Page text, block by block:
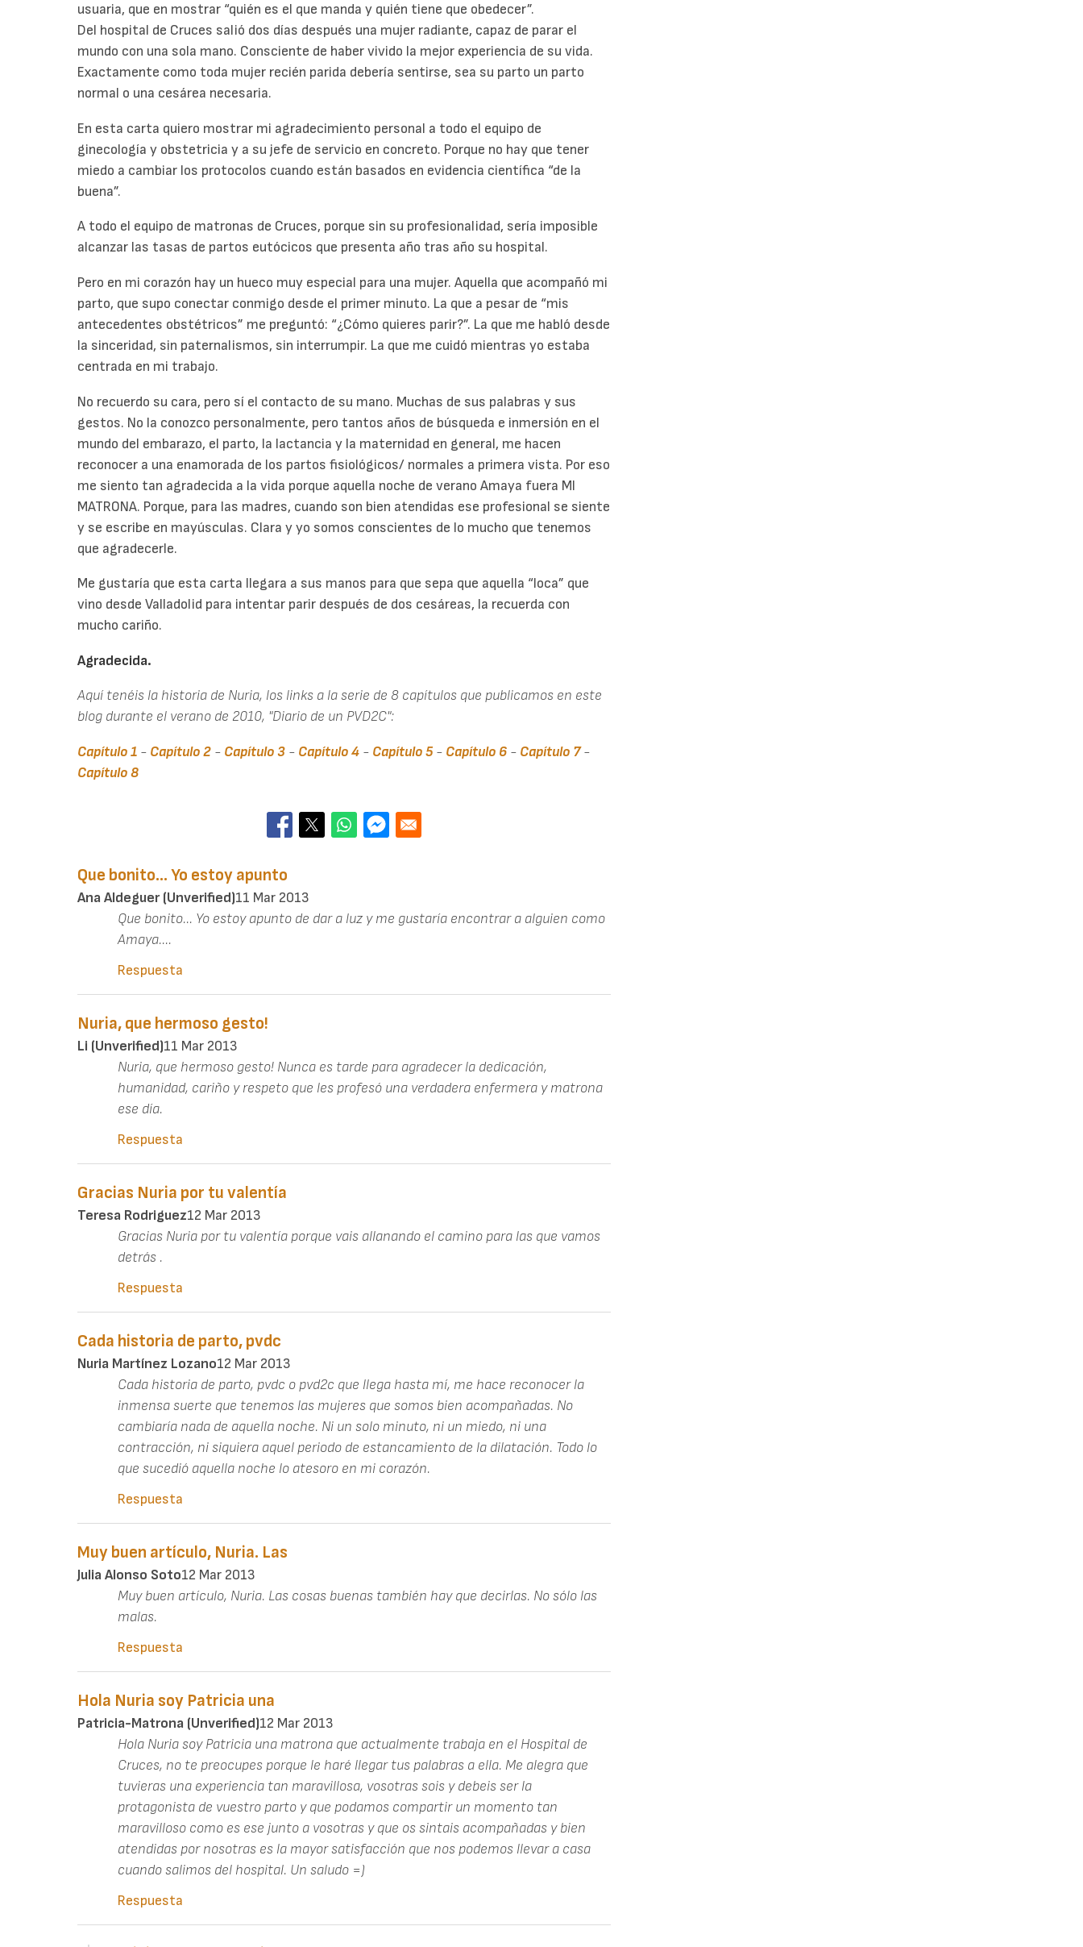
usuaria, que en mostrar “quién es el que manda y quién tiene que obedecer”.
Del hospital de Cruces salió dos días después una mujer radiante, capaz de parar el
mundo con una sola mano. Consciente de haber vivido la mejor experiencia de su vida.
Exactamente como toda mujer recién parida debería sentirse, sea su parto un parto
normal o una cesárea necesaria.
En esta carta quiero mostrar mi agradecimiento personal a todo el equipo de
ginecología y obstetricia y a su jefe de servicio en concreto. Porque no hay que tener
miedo a cambiar los protocolos cuando están basados en evidencia científica “de la
buena”.
A todo el equipo de matronas de Cruces, porque sin su profesionalidad, sería imposible
alcanzar las tasas de partos eutócicos que presenta año tras año su hospital.
Pero en mi corazón hay un hueco muy especial para una mujer. Aquella que acompañó mi
parto, que supo conectar conmigo desde el primer minuto. La que a pesar de “mis
antecedentes obstétricos” me preguntó: “¿Cómo quieres parir?”. La que me habló desde
la sinceridad, sin paternalismos, sin interrumpir. La que me cuidó mientras yo estaba
centrada en mi trabajo.
No recuerdo su cara, pero sí el contacto de su mano. Muchas de sus palabras y sus
gestos. No la conozco personalmente, pero tantos años de búsqueda e inmersión en el
mundo del embarazo, el parto, la lactancia y la maternidad en general, me hacen
reconocer a una enamorada de los partos fisiológicos/ normales a primera vista. Por eso
me siento tan agradecida a la vida porque aquella noche de verano Amaya fuera MI
MATRONA. Porque, para las madres, cuando son bien atendidas ese profesional se siente
y se escribe en mayúsculas. Clara y yo somos conscientes de lo mucho que tenemos
que agradecerle.
Me gustaría que esta carta llegara a sus manos para que sepa que aquella “loca” que
vino desde Valladolid para intentar parir después de dos cesáreas, la recuerda con
mucho cariño.
Agradecida.
Aquí tenéis la historia de Nuria, los links a la serie de 8 capítulos que publicamos en este
blog durante el verano de 2010, "Diario de un PVD2C":
Capítulo 1 - Capítulo 2 - Capítulo 3 - Capítulo 4 - Capítulo 5 - Capítulo 6 - Capítulo 7-
Capítulo 8
Que bonito... Yo estoy apunto
Ana Aldeguer (unverified)11 Mar 2013
Que bonito... Yo estoy apunto de dar a luz y me gustaría encontrar a alguien como
Amaya....
Respuesta
Nuria, que hermoso gesto!
Li (unverified)11 Mar 2013
Nuria, que hermoso gesto! Nunca es tarde para agradecer la dedicación,
humanidad, cariño y respeto que les profesó una verdadera enfermera y matrona
ese día.
Respuesta
Gracias Nuria por tu valentía
Teresa Rodriguez12 Mar 2013
Gracias Nuria por tu valentía porque vais allanando el camino para las que vamos
detrás .
Respuesta
Cada historia de parto, pvdc
Nuria Martínez Lozano12 Mar 2013
Cada historia de parto, pvdc o pvd2c que llega hasta mí, me hace reconocer la
inmensa suerte que tenemos las mujeres que somos bien acompañadas. No
cambiaría nada de aquella noche. Ni un solo minuto, ni un miedo, ni una
contracción, ni siquiera aquel periodo de estancamiento de la dilatación. Todo lo
que sucedió aquella noche lo atesoro en mi corazón.
Respuesta
Muy buen artículo, Nuria. Las
Julia Alonso Soto12 Mar 2013
Muy buen artículo, Nuria. Las cosas buenas también hay que decirlas. No sólo las
malas.
Respuesta
Hola Nuria soy Patricia una
Patricia-Matrona (unverified)12 Mar 2013
Hola Nuria soy Patricia una matrona que actualmente trabaja en el Hospital de
Cruces, no te preocupes porque le haré llegar tus palabras a ella. Me alegra que
tuvieras una experiencia tan maravillosa, vosotras sois y debeis ser la
protagonista de vuestro parto y que podamos compartir un momento tan
maravilloso como es ese junto a vosotras y que os sintais acompañadas y bien
atendidas por nosotras es la mayor satisfacción que nos podemos llevar a casa
cuando salimos del hospital. Un saludo =)
Respuesta